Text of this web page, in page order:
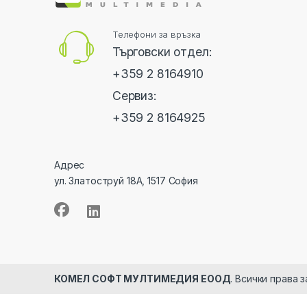
Телефони за връзка
Търговски отдел:
+359 2 8164910
Сервиз:
+359 2 8164925
Адрес
ул. Златоструй 18А, 1517 София
КОМЕЛ СОФТ МУЛТИМЕДИЯ ЕООД. Всички права